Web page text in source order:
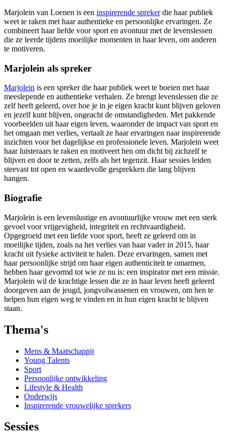
Marjolein van Loenen is een inspirerende sprekerdie haar publiek
weet te raken met haar authentieke en persoonlijke ervaringen. Ze
combineert haar liefde voor sport en avontuur met de levenslessen
die ze leerde tijdens moeilijke momenten in haar leven, om anderen
te motiveren.
Marjolein als spreker
Marjolein is een spreker die haar publiek weet te boeien met haar
meeslepende en authentieke verhalen. Ze brengt levenslessen die ze
zelf heeft geleerd, over hoe je in je eigen kracht kunt blijven geloven
en jezelf kunt blijven, ongeacht de omstandigheden. Met pakkende
voorbeelden uit haar eigen leven, waaronder de impact van sport en
het omgaan met verlies, vertaalt ze haar ervaringen naar inspirerende
inzichten voor het dagelijkse en professionele leven. Marjolein weet
haar luisteraars te raken en motiveert hen om dicht bij zichzelf te
blijven en door te zetten, zelfs als het tegenzit. Haar sessies leiden
steevast tot open en waardevolle gesprekken die lang blijven
hangen.
Biografie
Marjolein is een levenslustige en avontuurlijke vrouw met een sterk
gevoel voor vrijgevigheid, integriteit en rechtvaardigheid.
Opgegroeid met een liefde voor sport, heeft ze geleerd om in
moeilijke tijden, zoals na het verlies van haar vader in 2015, haar
kracht uit fysieke activiteit te halen. Deze ervaringen, samen met
haar persoonlijke strijd om haar eigen authenticiteit te omarmen,
hebben haar gevormd tot wie ze nu is: een inspirator met een missie.
Marjolein wil de krachtige lessen die ze in haar leven heeft geleerd
doorgeven aan de jeugd, jongvolwassenen en vrouwen, om hen te
helpen hun eigen weg te vinden en in hun eigen kracht te blijven
staan.
Thema's
Mens & Maatschappij
Young Talents
Sport
Persoonlijke ontwikkeling
Lifestyle & Health
Onderwijs
Inspirerende vrouwelijke sprekers
Sessies